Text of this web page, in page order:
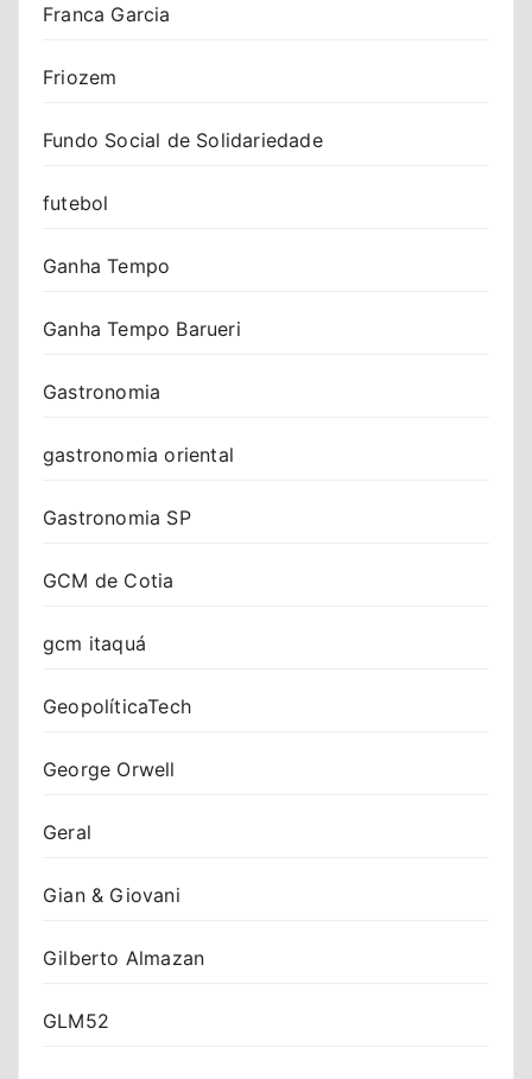
Franca Garcia
Friozem
Fundo Social de Solidariedade
futebol
Ganha Tempo
Ganha Tempo Barueri
Gastronomia
gastronomia oriental
Gastronomia SP
GCM de Cotia
gcm itaquá
GeopolíticaTech
George Orwell
Geral
Gian & Giovani
Gilberto Almazan
GLM52